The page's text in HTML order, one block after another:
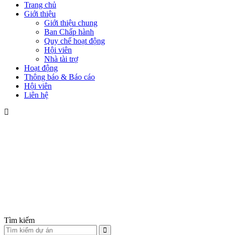
Trang chủ
Giới thiệu
Giới thiệu chung
Ban Chấp hành
Quy chế hoạt động
Hội viên
Nhà tài trợ
Hoạt động
Thông báo & Báo cáo
Hội viên
Liên hệ
Tìm kiếm